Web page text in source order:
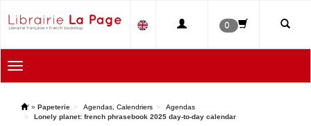
0
Toggle
navigation
' » Papeterie Agendas, Calendriers
Agendas
Lonely planet: french phrasebook 2025 day-to-day calendar